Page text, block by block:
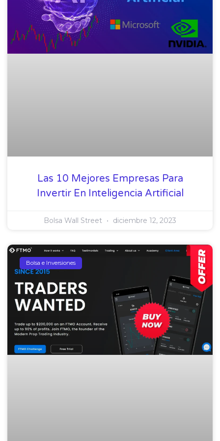
Las 10 Mejores Empresas Para
Invertir En Inteligencia Artificial
Bolsa Wall Street diciembre 12, 2023
Bolsa e Inversiones